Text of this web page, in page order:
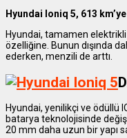
Hyundai Ioniq 5, 613
Hyundai, tamamen elektrikli
özelliğine. Bunun dışında
ederken, menzili de arttı.
Hyundai, yenilikçi ve ödüllü
batarya teknolojisinde
20 mm daha uzun bir yapı